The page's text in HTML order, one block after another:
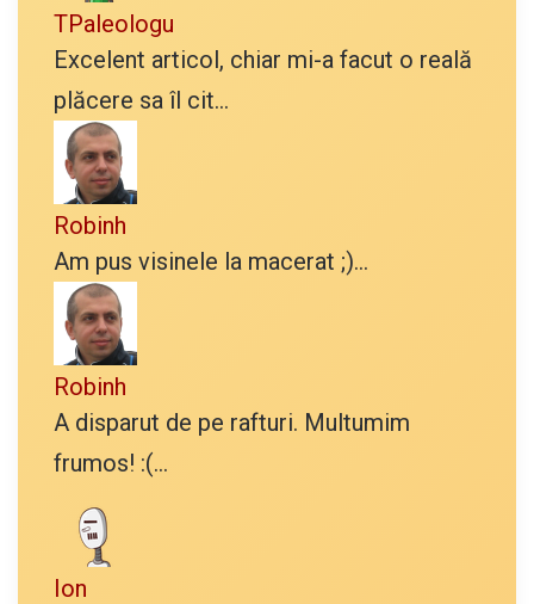
TPaleologu
Excelent articol, chiar mi-a facut o reală
plăcere sa îl cit...
Robinh
Am pus visinele la macerat ;)...
Robinh
A disparut de pe rafturi. Multumim
frumos! :(...
Ion